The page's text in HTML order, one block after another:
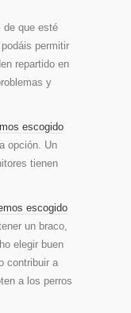
de que esté
permitir
repartido en
y
escogido
opción. Un
tienen
escogido
un braco,
elegir buen
contribuir a
a los perros